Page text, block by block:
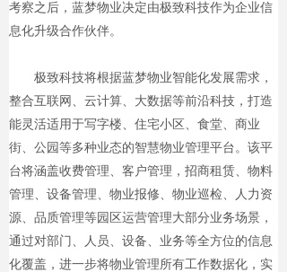
考察之后，蓝梦物业决定由极致科技作为企业信
息化升级合作伙伴。
极致科技将根据蓝梦物业智能化发展需求，
整合互联网、云计算、大数据等前沿科技，打造
能灵活适用于写字楼、住宅小区、食堂、商业
街、公园等多种业态的智慧物业管理平台。该平
台将涵盖收费管理、客户管理，招商租赁、物料
管理、设备管理、物业报修、物业巡检、人力资
源、品质管理等园区运营管理大部分业务场景，
通过对部门、人员、设备、业务等全方位的信息
化覆盖，进一步将物业管理所有工作数据化，实